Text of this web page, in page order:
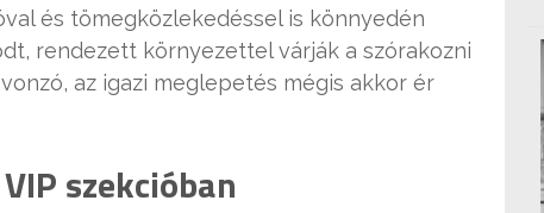
és tömegközlekedéssel is könnyedén
rendezett környezettel várják a szórakozni
az igazi meglepetés mégis akkor ér
szekcióban